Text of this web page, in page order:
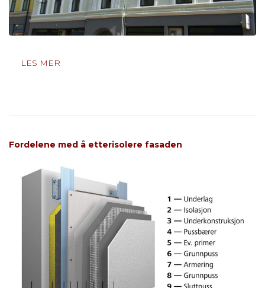
LES MER
Fordelene med å etterisolere fasaden